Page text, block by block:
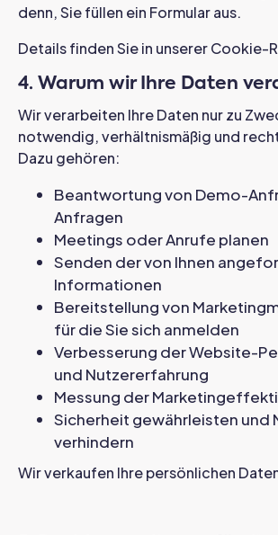
denn, Sie füllen ein Formular aus.
Details finden Sie in unserer Cookie-
4. Warum wir Ihre Daten
Wir verarbeiten Ihre Daten nur zu
notwendig, verhältnismäßig und
Dazu gehören:
Beantwortung von Demo-
Anfragen
Meetings oder Anrufe planen
Senden der von Ihnen
Informationen
Bereitstellung von
für die Sie sich anmelden
Verbesserung der Website-
und Nutzererfahrung
Messung der
Sicherheit gewährleisten und
verhindern
Wir verkaufen Ihre persönlichen